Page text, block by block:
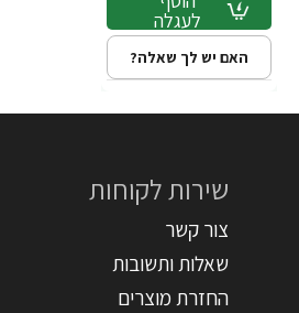
לעגלה
האם יש לך שאלה?
שירות לקוחות
צור קשר
שאלות ותשובות
החזרת מוצרים